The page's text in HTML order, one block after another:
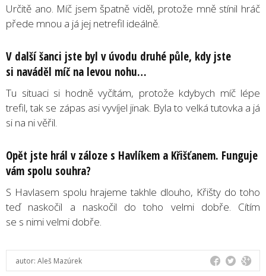
Určitě ano. Míč jsem špatně viděl, protože mně stínil hráč
přede mnou a já jej netrefil ideálně.
V další šanci jste byl v úvodu druhé půle, kdy jste
si naváděl míč na levou nohu…
Tu situaci si hodně vyčítám, protože kdybych míč lépe
trefil, tak se zápas asi vyvíjel jinak. Byla to velká tutovka a já
si na ni věřil.
Opět jste hrál v záloze s Havlíkem a Křišťanem. Funguje
vám spolu souhra?
S Havlasem spolu hrajeme takhle dlouho, Křišty do toho
teď naskočil a naskočil do toho velmi dobře. Cítím
se s nimi velmi dobře.
autor: Aleš Mazúrek